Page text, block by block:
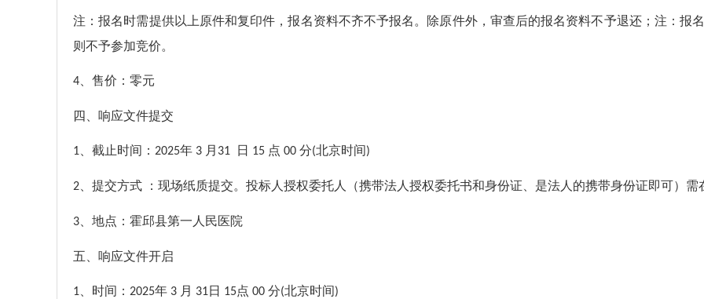
注：报名时需提供以上原件和复印件，报名资料不齐不予报名。除原件外，审查后的报名资料不予退还；注：报
则不予参加竞价。
4 、售价：零元
四、响应文件提交
1 、截止时间： 2025年 3 月 31 日 15 点 00 分(北京时间)
2 、提交方式 ：现场纸质提交。投标人授权委托人（携带法人授权委托书和身份证、是法人的携带身份证即可）需
3 、地点： 霍邱县第一人民医院
五、响应文件开启
1 、时间： 2025年 3 月 31日 15点 00 分(北京时间)